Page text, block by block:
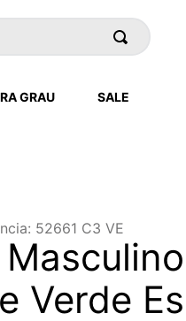
GRAU SALE
: 52661 C3 VE
Verde